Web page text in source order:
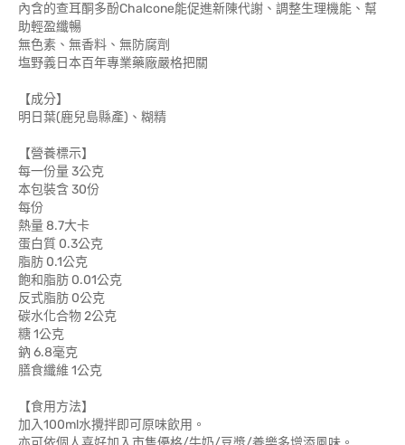
內含的查耳酮多酚Chalcone能促進新陳代謝、調整生理機能、幫
助輕盈纖暢
無色素、無香料、無防腐劑
塩野義日本百年專業藥廠嚴格把關
【成分】
明日葉(鹿兒島縣產)、糊精
【營養標示】
每一份量 3公克
本包裝含 30份
每份
熱量 8.7大卡
蛋白質 0.3公克
脂肪 0.1公克
飽和脂肪 0.01公克
反式脂肪 0公克
碳水化合物 2公克
糖 1公克
鈉 6.8毫克
膳食纖維 1公克
【食用方法】
加入100ml水攪拌即可原味飲用。